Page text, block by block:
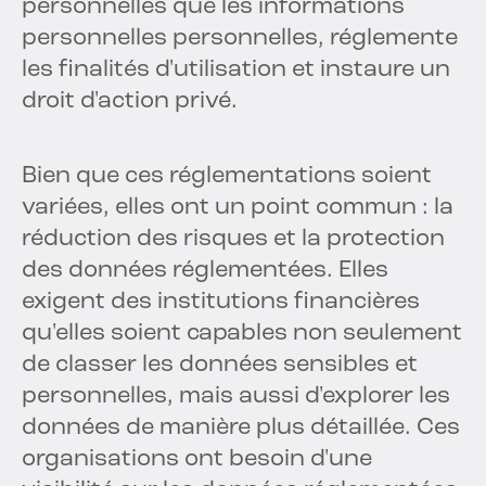
personnelles que les informations
personnelles personnelles, réglemente
les finalités d'utilisation et instaure un
droit d'action privé.
Bien que ces réglementations soient
variées, elles ont un point commun : la
réduction des risques et la protection
des données réglementées. Elles
exigent des institutions financières
qu'elles soient capables non seulement
de classer les données sensibles et
personnelles, mais aussi d'explorer les
données de manière plus détaillée. Ces
organisations ont besoin d'une